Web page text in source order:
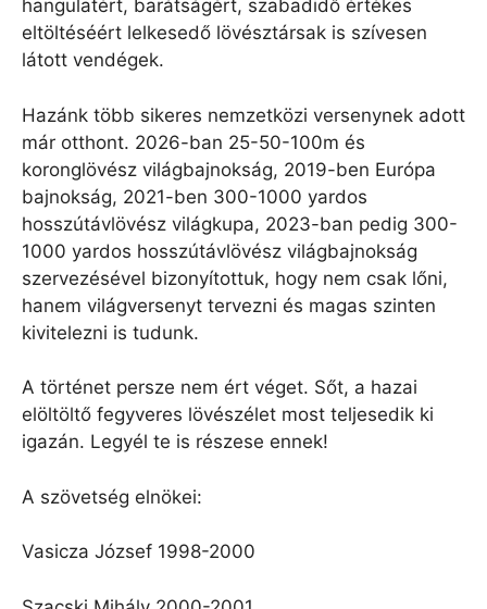
hangulatért, barátságért, szabadidő értékes
eltöltéséért lelkesedő lövésztársak is szívesen
látott vendégek.
Hazánk több sikeres nemzetközi versenynek adott
már otthont. 2026-ban 25-50-100m és
koronglövész világbajnokság, 2019-ben Európa
bajnokság, 2021-ben 300-1000 yardos
hosszútávlövész világkupa, 2023-ban pedig 300-
1000 yardos hosszútávlövész világbajnokság
szervezésével bizonyítottuk, hogy nem csak lőni,
hanem világversenyt tervezni és magas szinten
kivitelezni is tudunk.
A történet persze nem ért véget. Sőt, a hazai
elöltöltő fegyveres lövészélet most teljesedik ki
igazán. Legyél te is részese ennek!
A szövetség elnökei:
Vasicza József 1998-2000